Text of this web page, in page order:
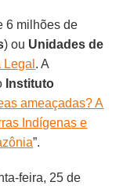
6 milhões de
) ou Unidades de
. A
Instituto
ameaçadas? A
Indígenas e
”.
feira, 25 de